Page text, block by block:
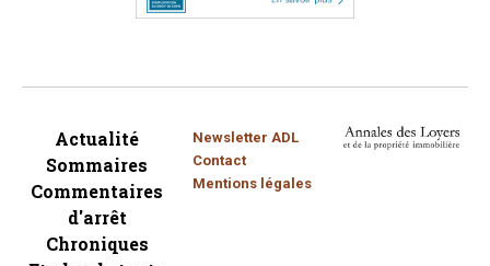
Actualité
Sommaires
Commentaires
d'arrêt
Chroniques
Newsletter ADL
Contact
Mentions légales